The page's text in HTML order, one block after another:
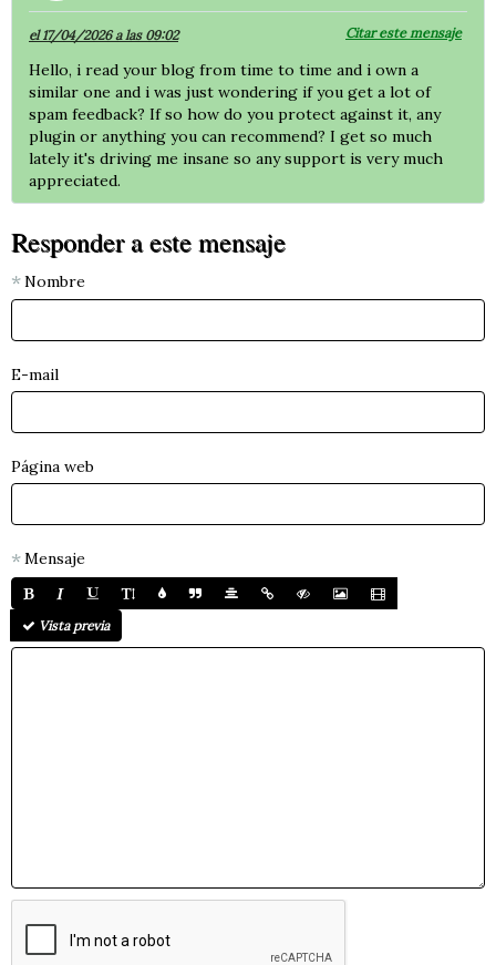
el 17/04/2026 a las 09:02 Citar este mensaje
Hello, i read your blog from time to time and i own a
similar one and i was just wondering if you get a lot of
spam feedback? If so how do you protect against it, any
plugin or anything you can recommend? I get so much
lately it's driving me insane so any support is very much
appreciated.
Responder a este mensaje
Nombre
E-mail
Página web
Mensaje
Vista previa